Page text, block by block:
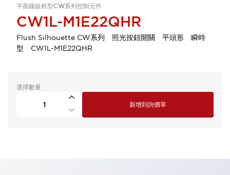
平面鑲嵌框型CW系列控制元件
CW1L-M1E22QHR
Flush Silhouette CW系列 照光按鈕開關 平頭形 瞬時
型 CW1L-M1E22QHR
選擇數量
新增到詢價單